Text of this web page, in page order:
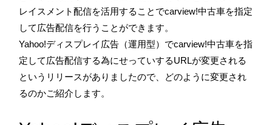
レイスメント配信を活用することでcarview!中古車を指定
して広告配信を行うことができます。
Yahoo!ディスプレイ広告（運用型）でcarview!中古車を指
定して広告配信する為にせっていするURLが変更される
というリリースがありましたので、どのように変更され
るのかご紹介します。